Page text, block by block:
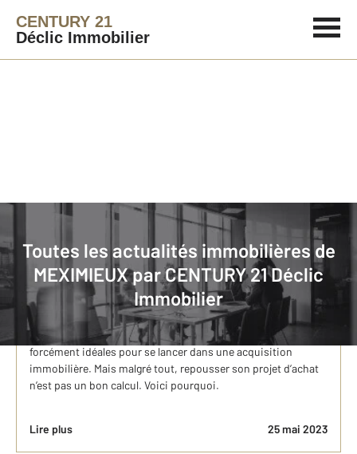
CENTURY 21
Déclic Immobilier
Toutes les actualités immobilières de
MEXIMIEUX parCENTURY 21 Déclic
Immobilier
Actualités immobilières à MEXIMIEUX
3 raisons de ne pas reporter votre projet d’achat
immobilier malgré la hausse de
Hausse des taux d’intérêts des crédits immobiliers,
inflation… Les conditions actuelles ne semblent pas
forcément idéales pour se lancer dans une acquisition
immobilière. Mais malgré tout, repousser son projet d’achat
n’est pas un bon calcul. Voici pourquoi.
Lire plus 25 mai 2023